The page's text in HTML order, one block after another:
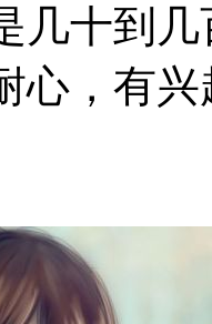
几十到
心，有